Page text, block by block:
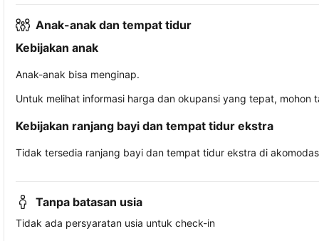
Anak-anak dan tempat tidur
Kebijakan anak
Anak-anak bisa menginap.
Untuk melihat informasi harga dan okupansi yang tepat,
Kebijakan ranjang bayi dan tempat tidur ekstra
Tidak tersedia ranjang bayi dan tempat tidur ekstra di
Tanpa batasan usia
Tidak ada persyaratan usia untuk check-in